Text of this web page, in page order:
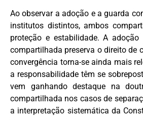
Ao observar a adoção e a guarda
institutos distintos, ambos
proteção e estabilidade. A
compartilhada preserva o direito de
convergência torna-se ainda mais
a responsabilidade têm se
vem ganhando destaque na
compartilhada nos casos de
a interpretação sistemática da